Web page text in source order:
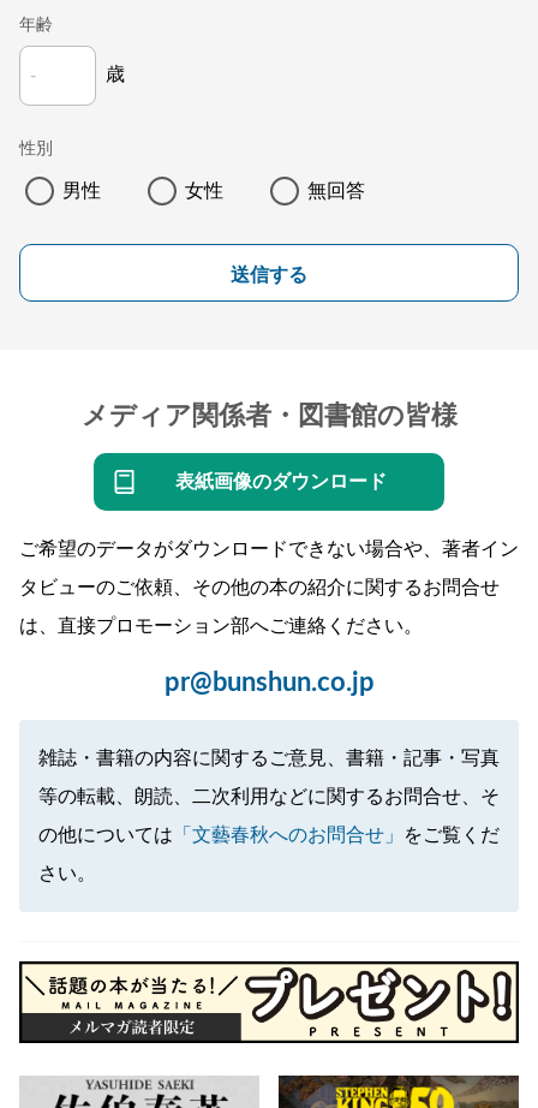
年齢
歳
性別
男性 女性 無回答
送信する
メディア関係者・図書館の皆様
表紙画像のダウンロード
ご希望のデータがダウンロードできない場合や、著者イン
タビューのご依頼、その他の本の紹介に関するお問合せ
は、直接プロモーション部へご連絡ください。
pr@bunshun.co.jp
雑誌・書籍の内容に関するご意見、書籍・記事・写真
等の転載、朗読、二次利用などに関するお問合せ、そ
の他については 「文藝春秋へのお問合せ」
をご覧くだ
さい。